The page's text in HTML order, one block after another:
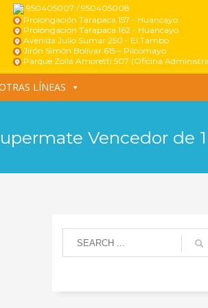
950405007 / 950405008
Prolongación Tarapaca 157 - Huancayo
Prolongación Tarapaca 162 - Huancayo
Avenida Julio Sumar 250 - El Tambo
Jirón Simón Bolívar 615 – Pilcomayo
Parque Zoila Amoretti 507 (Oficina
LÍNEAS
Vencedor de